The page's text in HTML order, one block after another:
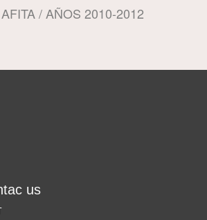
/ AÑOS 2010-2012
us